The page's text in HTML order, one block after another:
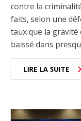
contre la
faits, selon une
taux que la
baissé dans
LIRE LA SUITE